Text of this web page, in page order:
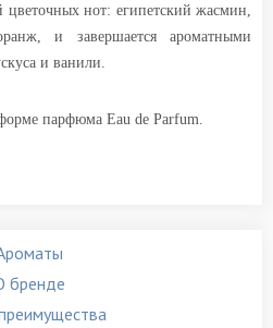
нот: египетский жасмин,
и завершается ароматными
и ванили.
парфюма Eau de Parfum.
бренде